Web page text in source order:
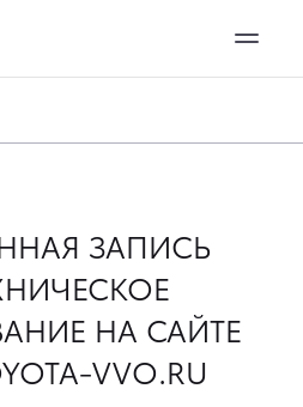
ЗАПИСЬ
НА САЙТЕ
VVO.RU